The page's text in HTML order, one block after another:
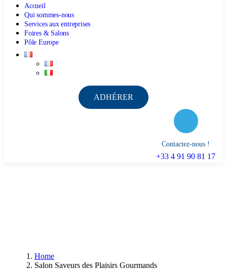
Accueil
Qui sommes-nous
Services aux entreprises
Foires & Salons
Pôle Europe
ADHÉRER
Contactez-nous !
+33 4 91 90 81 17
Home
Salon Saveurs des Plaisirs Gourmands